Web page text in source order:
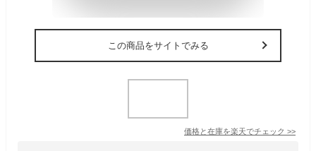
この商品をサイトでみる
価格と在庫を楽天でチェック >>